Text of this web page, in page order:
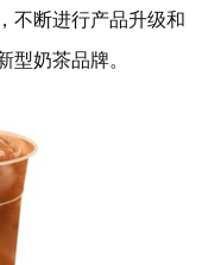
不断进行产品升级和
型奶茶品牌。